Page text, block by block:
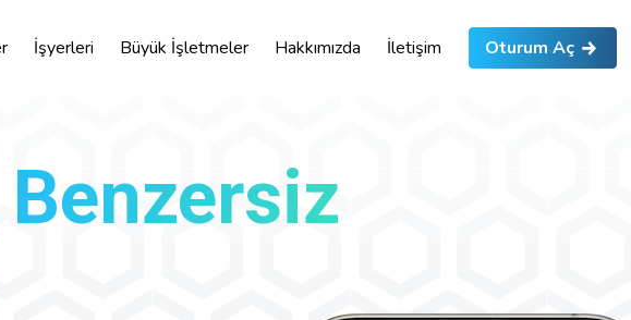
İşyerleri Büyük İşletmeler Hakkımızda İletişim Oturum Aç